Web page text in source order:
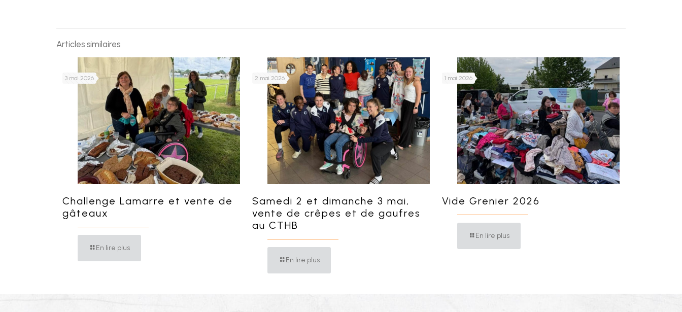
Articles similaires
3 mai 2026
Challenge Lamarre et vente de
gâteaux
En lire plus
2 mai 2026
Samedi 2 et dimanche 3 mai,
vente de crêpes et de gaufres
au CTHB
En lire plus
1 mai 2026
Vide Grenier 2026
En lire plus